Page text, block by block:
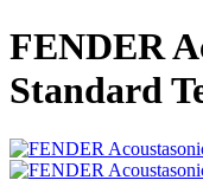
FENDER
Standard